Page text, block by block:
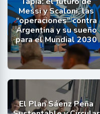
Messi y Scaloni, las
“operaciones” contra
Argentina y su sueño
para el Mundial 2030
El Plan Sáenz Peña